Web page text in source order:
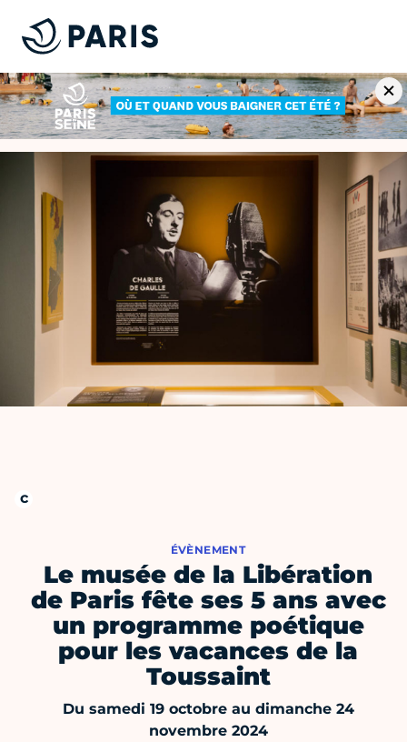
ÉVÈNEMENT
Le musée de la Libération
de Paris fête ses 5 ans avec
un programme poétique
pour les vacances de la
Toussaint
Du samedi 19 octobre au dimanche 24
novembre 2024